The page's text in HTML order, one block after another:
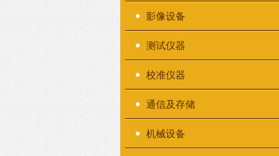
影像设备
测试仪器
校准仪器
通信及存储
机械设备